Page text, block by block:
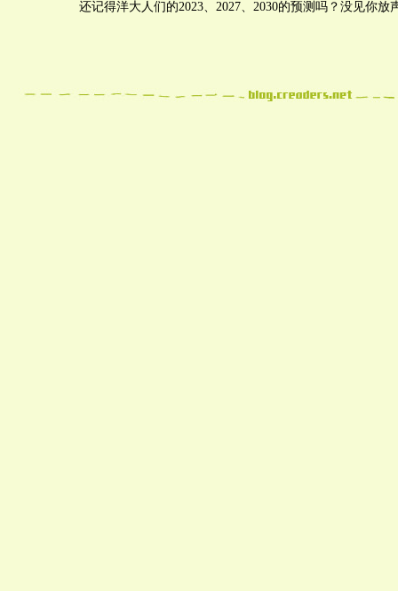
还记得洋大人们的2023、2027、2030的预测吗？没见你放